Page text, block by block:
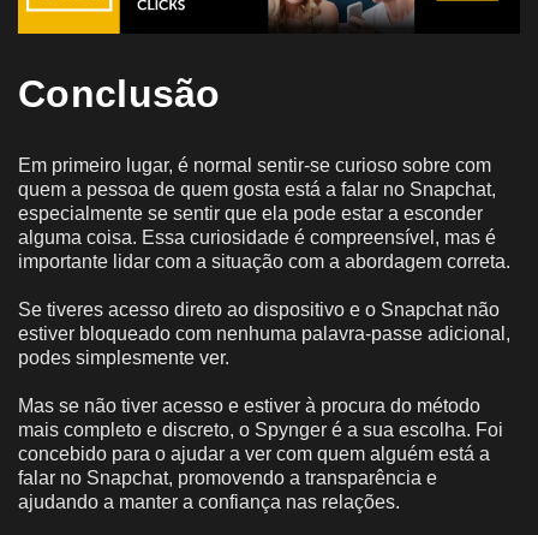
Conclusão
Em primeiro lugar, é normal sentir-se curioso sobre com
quem a pessoa de quem gosta está a falar no Snapchat,
especialmente se sentir que ela pode estar a esconder
alguma coisa. Essa curiosidade é compreensível, mas é
importante lidar com a situação com a abordagem correta.
Se tiveres acesso direto ao dispositivo e o Snapchat não
estiver bloqueado com nenhuma palavra-passe adicional,
podes simplesmente ver.
Mas se não tiver acesso e estiver à procura do método
mais completo e discreto, o Spynger é a sua escolha. Foi
concebido para o ajudar a ver com quem alguém está a
falar no Snapchat, promovendo a transparência e
ajudando a manter a confiança nas relações.